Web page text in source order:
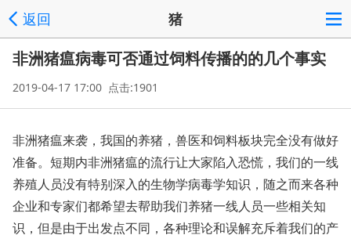
返回 猪
非洲猪瘟病毒可否通过饲料传播的的几个事实
2019-04-17 17:00 点击:1901
非洲猪瘟来袭，我国的养猪，兽医和饲料板块完全没有做好
准备。短期内非洲猪瘟的流行让大家陷入恐慌，我们的一线
养殖人员没有特别深入的生物学病毒学知识，随之而来各种
企业和专家们都希望去帮助我们养猪一线人员一些相关知
识，但是由于出发点不同，各种理论和误解充斥着我们的产